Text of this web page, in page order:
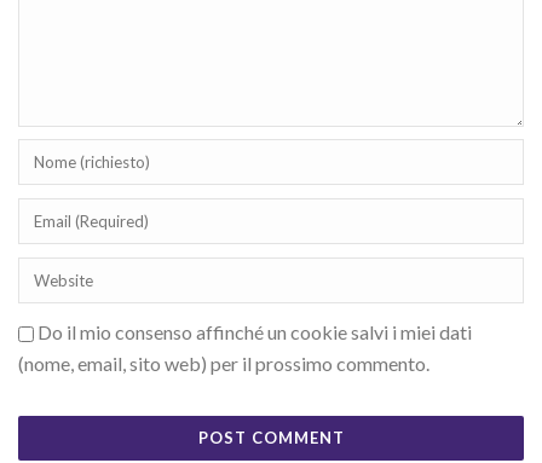
Do il mio consenso affinché un cookie salvi i miei dati
(nome, email, sito web) per il prossimo commento.